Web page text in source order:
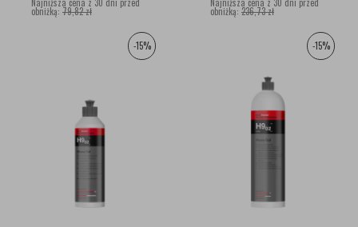
WOSKU
obniżką: 79,82 zł WOSKU
obniżką: 236,73 zł
-15% -15%